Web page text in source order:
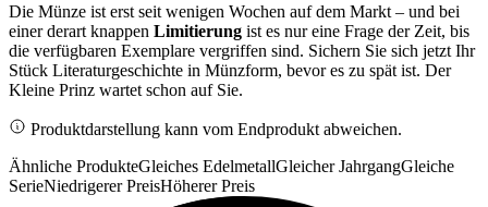
Die Münze ist erst seit wenigen Wochen auf dem Markt – und bei
einer derart knappen Limitierung ist es nur eine Frage der Zeit, bis
die verfügbaren Exemplare vergriffen sind. Sichern Sie sich jetzt Ihr
Stück Literaturgeschichte in Münzform, bevor es zu spät ist. Der
Kleine Prinz wartet schon auf Sie.
Produktdarstellung kann vom Endprodukt abweichen.
Ähnliche ProdukteGleiches EdelmetallGleicher JahrgangGleiche
SerieNiedrigerer PreisHöherer Preis